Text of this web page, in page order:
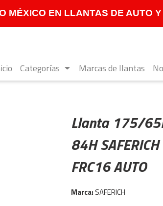
MÉXICO EN LLANTAS DE AUTO
Categorías Marcas de llantas
Llanta 175/
84H SAFERICH
FRC16 AUTO
Marca: SAFERICH